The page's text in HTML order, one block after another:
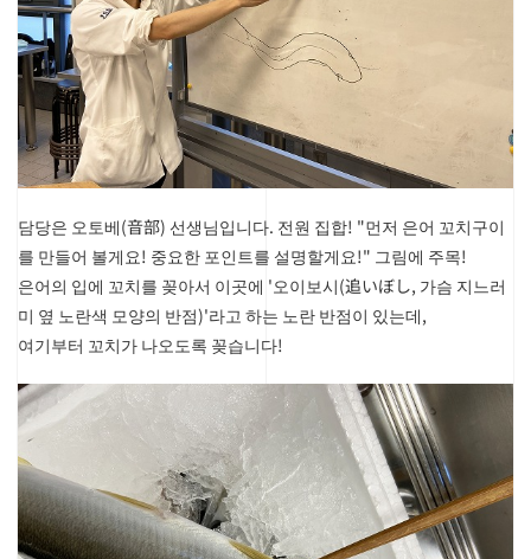
담당은 오토베(音部) 선생님입니다. 전원 집합! "먼저 은어 꼬치구이
를 만들어 볼게요! 중요한 포인트를 설명할게요!" 그림에 주목!
은어의 입에 꼬치를 꽂아서 이곳에 '오이보시(追いぼし, 가슴 지느러
미 옆 노란색 모양의 반점)'라고 하는 노란 반점이 있는데,
여기부터 꼬치가 나오도록 꽂습니다!